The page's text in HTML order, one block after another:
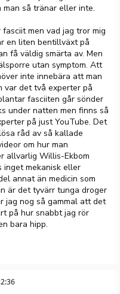
man så tränar eller inte.
men vad jag tror mig
en liten bentillväxt på
få väldig smärta av. Men
utan symptom. Att
inte innebära att man
var det två experter på
fasciiten går sönder
under natten men finns så
på just YouTube. Det
råd av så kallade
om hur man
allvarlig Willis-Ekbom
inget mekanisk eller
annat än medicin som
är det tyvärr tunga droger
jag nog så gammal att det
på hur snabbt jag rör
bara hipp.